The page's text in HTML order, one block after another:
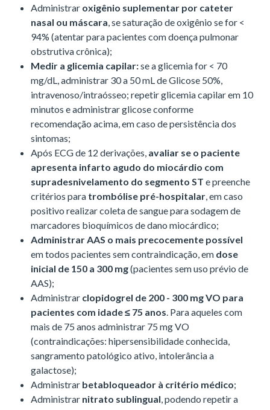
Administrar oxigênio suplementar por cateter
nasal ou máscara, se saturação de oxigênio se for <
94% (atentar para pacientes com doença pulmonar
obstrutiva crônica);
Medir a glicemia capilar:se a glicemia for < 70
mg/dL, administrar 30 a 50 mL de Glicose 50%,
intravenoso/intraósseo; repetir glicemia capilar em 10
minutos e administrar glicose conforme
recomendação acima, em caso de persistência dos
sintomas;
Após ECG de 12 derivações, avaliar se o paciente
apresenta infarto agudo do miocárdio com
supradesnivelamento do segmento ST e preenche
critérios para trombólise pré-hospitalar, em caso
positivo realizar coleta de sangue para sodagem de
marcadores bioquímicos de dano miocárdico;
Administrar AAS o mais precocemente possível
em todos pacientes sem contraindicação, em dose
inicial de 150 a 300 mg(pacientes sem uso prévio de
AAS);
Administrar clopidogrel de 200 - 300 mg VO para
pacientes com idade ≤ 75 anos. Para aqueles com
mais de 75 anos administrar 75 mg VO
(contraindicações: hipersensibilidade conhecida,
sangramento patológico ativo, intolerância a
galactose);
Administrar betabloqueador à critério médico;
Administrar nitrato sublingual, podendo repetir a